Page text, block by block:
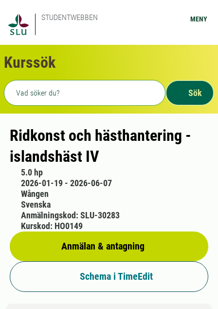
STUDENTWEBBEN MENY
Kurssök
Fritext sökning
Sök
Ridkonst och hästhantering -
islandshäst IV
5.0 hp
2026-01-19 - 2026-06-07
Wången
Svenska
Anmälan & antagning
Anmälningskod: SLU-30283
Kurskod: HO0149
Schema i TimeEdit